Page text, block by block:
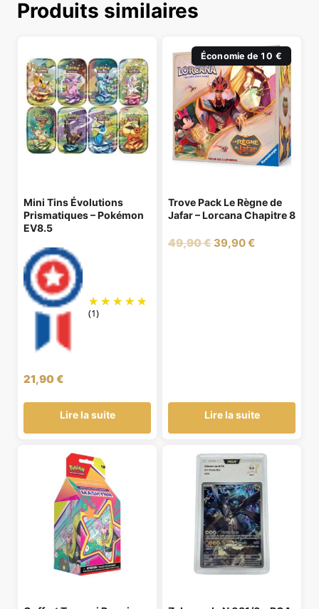
Produits similaires
Mini Tins Évolutions
Prismatiques – Pokémon
EV8.5
(1)
21,90€
Lire la suite
Économie de 10 €
Trove Pack Le Règne de
Jafar – Lorcana Chapitre 8
49,90€ Le
39,90€Le
Lire la suite